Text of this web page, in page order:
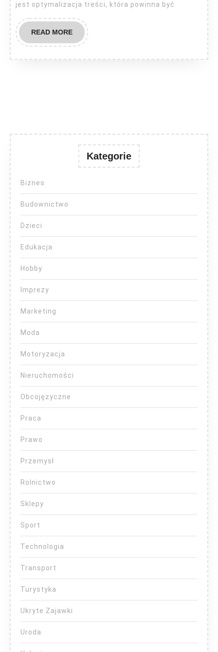
jest optymalizacja treści, która powinna być
READ MOREREAD
MORE
Kategorie
Biznes
Budownictwo
Dzieci
Edukacja
Hobby
Imprezy
Marketing
Moda
Motoryzacja
Nieruchomości
Obcojęzyczne
Praca
Prawo
Przemysł
Rolnictwo
Sklepy
Sport
Technologia
Transport
Turystyka
Ukryte Zajawki
Uroda